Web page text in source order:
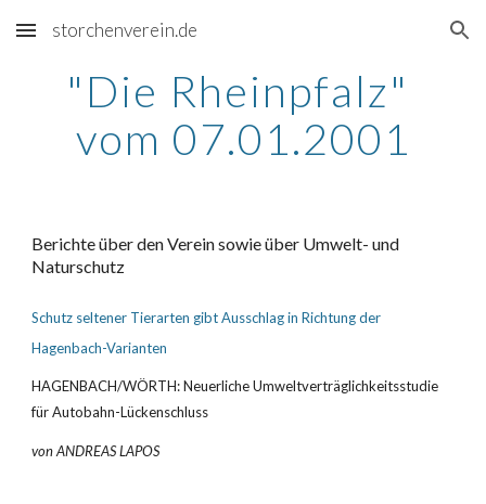
Skip to main content Skip to navigation
storchenverein.de
"Die Rheinpfalz"
vom 07.01.2001
Berichte über den Verein sowie über Umwelt- und
Naturschutz
Schutz seltener Tierarten gibt Ausschlag in Richtung der
Hagenbach-Varianten
HAGENBACH/WÖRTH: Neuerliche Umweltverträglichkeitsstudie
für Autobahn-Lückenschluss
von ANDREAS LAPOS